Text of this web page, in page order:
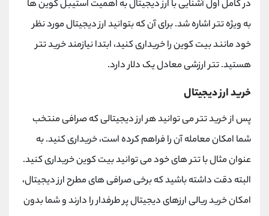
در گامل اول آشنایی با ارز دیجیتال به اهمیت استیبل کوین ها
به ویژه تتر اشاره شد. برای آن که بتوانید ارز دیجیتال مورد نظر
خود مانند بیت کوین را خریداری کنید، ابتدا نیازمند خرید تتر
هستید. تتر ارزشی معادل یک دلار دارد.
خرید ارز دیجیتال
پس از خرید تتر می توانید هر ارز دیجیتالی که صرافی منتخب
شما امکان معامله آن را فراهم کرده است، خریداری کنید. به
عنوان مثال با تتر های خود می توانید بیت کوین خریداری کنید.
البته دقت داشته باشید که برخی صرافی های مطرح ارز دیجیتال،
امکان خرید ریالی ارزهای دیجیتال پر طرفدار را دارند و شما بدون